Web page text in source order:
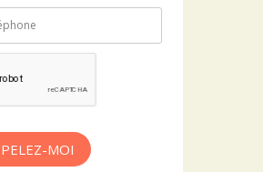
MOI